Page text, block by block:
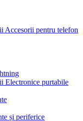
Accesorii pentru telefon
Electronice purtabile